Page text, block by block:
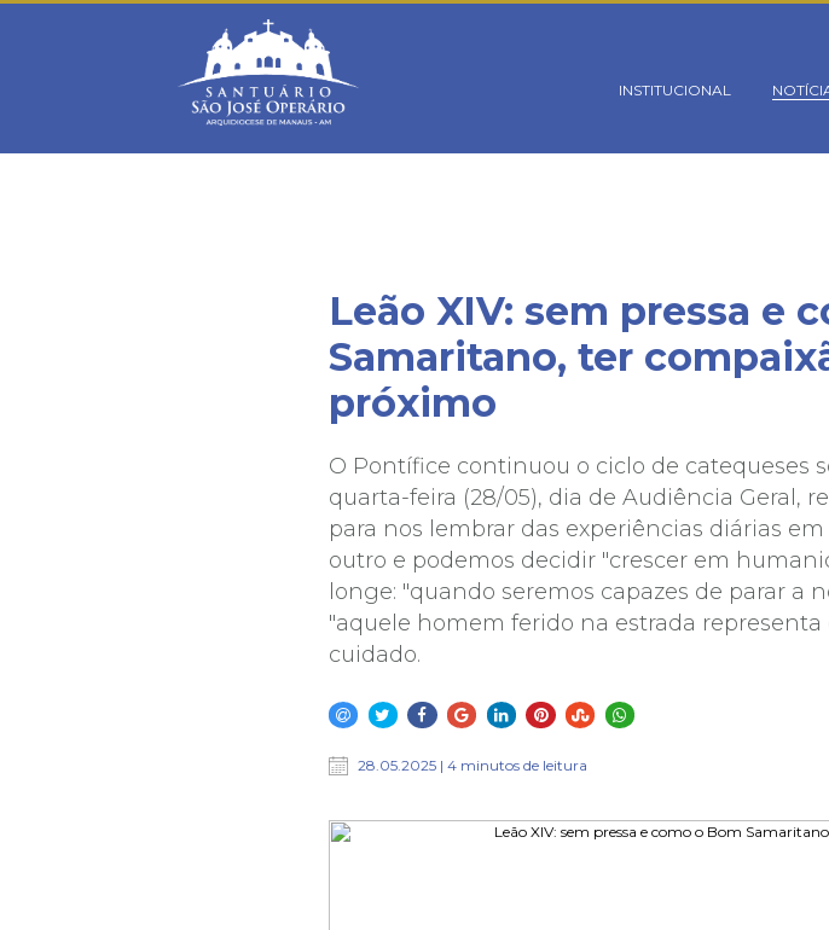
: mysqli_connect(): Headers and client library minor version mismatch. Headers:101113
/home/saojosemanaus/public_html/restrito/pg/configuracoes/_conectaBanco.php
INSTITUCIONAL
Leão XIV: sem pressa e
Samaritano, ter
próximo
O Pontífice continuou o ciclo de catequeses
quarta-feira (28/05), dia de Audiência Geral,
para nos lembrar das experiências diárias
outro e podemos decidir "crescer em
longe: "quando seremos capazes de parar a
"aquele homem ferido na estrada
cuidado.
28.05.2025 | 4 minutos de leitura